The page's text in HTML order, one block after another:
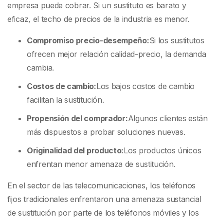
empresa puede cobrar. Si un sustituto es barato y
eficaz, el techo de precios de la industria es menor.
Compromiso precio-desempeño:Si los sustitutos
ofrecen mejor relación calidad-precio, la demanda
cambia.
Costos de cambio:Los bajos costos de cambio
facilitan la sustitución.
Propensión del comprador:Algunos clientes están
más dispuestos a probar soluciones nuevas.
Originalidad del producto:Los productos únicos
enfrentan menor amenaza de sustitución.
En el sector de las telecomunicaciones, los teléfonos
fijos tradicionales enfrentaron una amenaza sustancial
de sustitución por parte de los teléfonos móviles y los